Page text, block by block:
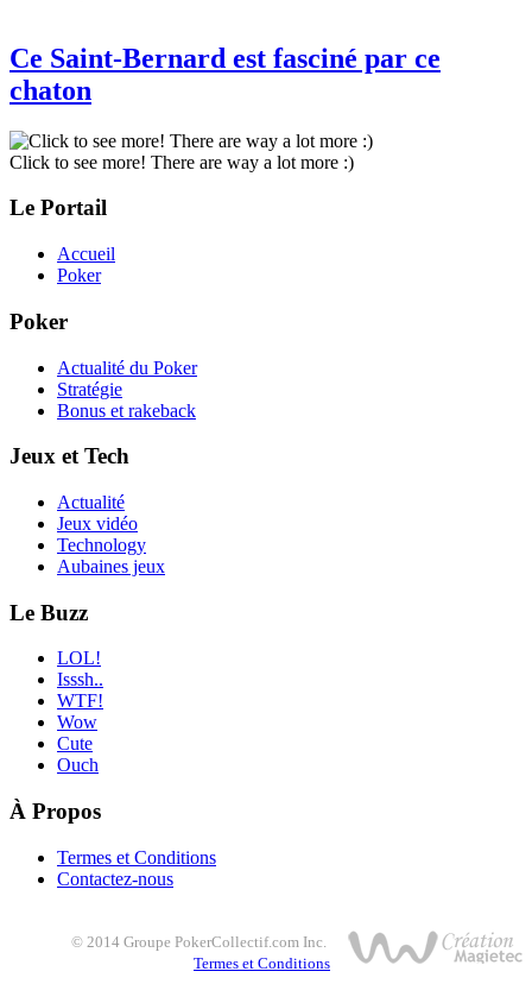
Ce Saint-Bernard est fasciné par ce
chaton
Click to see more! There are way a lot more :)
Le Portail
Accueil
Poker
Poker
Actualité du Poker
Stratégie
Bonus et rakeback
Jeux et Tech
Actualité
Jeux vidéo
Technology
Aubaines jeux
Le Buzz
LOL!
Isssh..
WTF!
Wow
Cute
Ouch
À Propos
Termes et Conditions
Contactez-nous
© 2014 Groupe PokerCollectif.com Inc.
Termes et Conditions